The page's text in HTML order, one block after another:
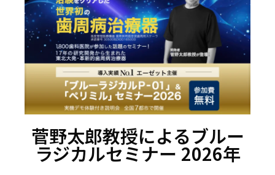
菅野太郎教授によるブルー
ラジカルセミナー 2026年